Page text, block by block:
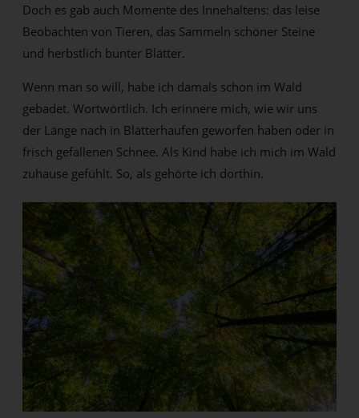
Doch es gab auch Momente des Innehaltens: das leise
Beobachten von Tieren, das Sammeln schöner Steine
und herbstlich bunter Blätter.
Wenn man so will, habe ich damals schon im Wald
gebadet. Wortwörtlich. Ich erinnere mich, wie wir uns
der Länge nach in Blätterhaufen geworfen haben oder in
frisch gefallenen Schnee. Als Kind habe ich mich im Wald
zuhause gefühlt. So, als gehörte ich dorthin.